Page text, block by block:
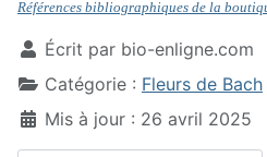
Références bibliographiques de la
Écrit par bio-enligne.com
Catégorie : Fleurs de Bach
Mis à jour : 26 avril 2025